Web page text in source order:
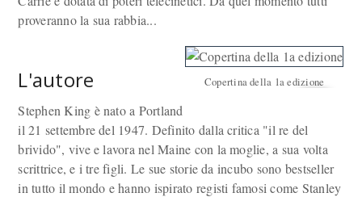
proveranno la sua rabbia...
Copertina della 1a edizione
L'autore
Stephen King è nato a Portland
il 21 settembre del 1947. Definito dalla critica "il re del
brivido", vive e lavora nel Maine con la moglie, a sua volta
scrittrice, e i tre figli. Le sue storie da incubo sono bestseller
in tutto il mondo e hanno ispirato registi famosi come Stanley